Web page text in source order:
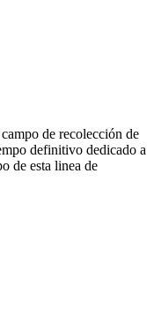
de recolección de
definitivo dedicado a
de esta linea de